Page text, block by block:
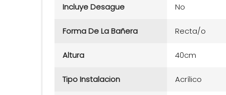
Incluye Desague No
Forma De La Bañera Recta/o
Altura 40cm
Tipo Instalacion Acrílico